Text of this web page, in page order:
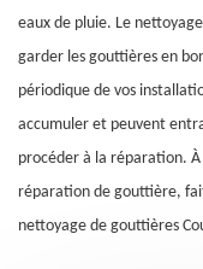
eaux de pluie. Le
garder les gouttières en
périodique de vos
accumuler et peuvent
procéder à la réparation.
réparation de gouttière,
nettoyage de gouttières